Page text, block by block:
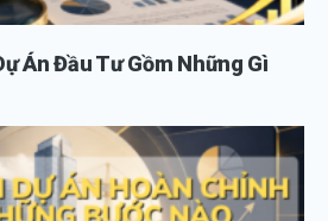
Án Đầu Tư Gồm Những Gì